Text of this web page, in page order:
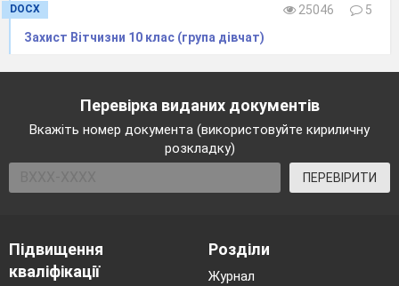
DOCX 25046
5
Захист Вітчизни 10 клас (група дівчат)
Перевірка виданих документів
Вкажіть номер документа (використовуйте кириличну
розкладку)
ПЕРЕВІРИТИ
Підвищення
кваліфікації
Розділи
Журнал